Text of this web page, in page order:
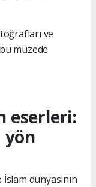
ve
müzede
eserleri:
yön
dünyasının